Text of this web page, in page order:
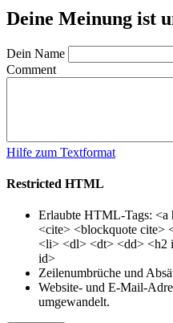
Deine Meinung ist
Dein Name
Comment
Hilfe zum Textformat
Restricted HTML
Erlaubte HTML-Tags: <a
<cite> <blockquote cite>
<li> <dl> <dt> <dd> <h2
id>
Zeilenumbrüche und
Website- und E-Mail-
umgewandelt.